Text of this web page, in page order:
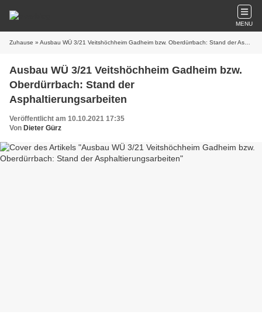
MENU
Zuhause » Ausbau WÜ 3/21 Veitshöchheim Gadheim bzw. Oberdürrbach: Stand der Asphaltierungsarbeiten
Ausbau WÜ 3/21 Veitshöchheim Gadheim bzw.
Oberdürrbach: Stand der
Asphaltierungsarbeiten
Veröffentlicht am 10.10.2021 17:35
Von Dieter Gürz